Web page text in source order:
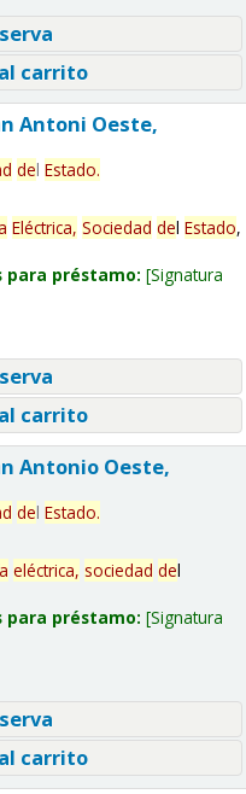
carrito
Antoni Oeste,
del Estado.
Eléctrica, Sociedad del Estado,
para préstamo: Signatura
carrito
Antonio Oeste,
del Estado.
eléctrica, sociedad del
para préstamo: Signatura
carrito